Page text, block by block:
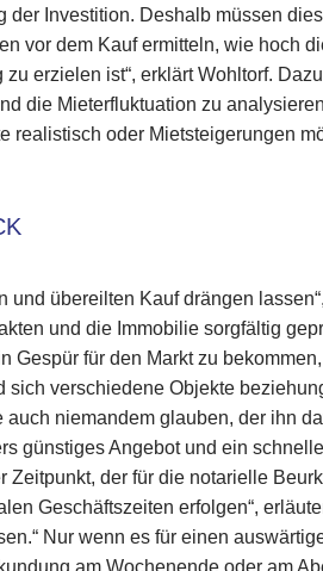
Investition. Deshalb müssen
vor dem Kauf ermitteln, wie hoch
erzielen ist“, erklärt Wohltorf.
die Mieterfluktuation zu
realistisch oder Mietsteigerungen
übereilten Kauf drängen
und die Immobilie sorgfältig
Gespür für den Markt zu
sich verschiedene Objekte
niemandem glauben, der ihn
günstiges Angebot und ein
Zeitpunkt, der für die notarielle
Geschäftszeiten erfolgen“,
Nur wenn es für einen